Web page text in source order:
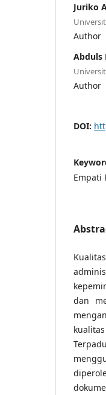
Juriko
Author
Abduls
Author
DOI:
Empati
dan